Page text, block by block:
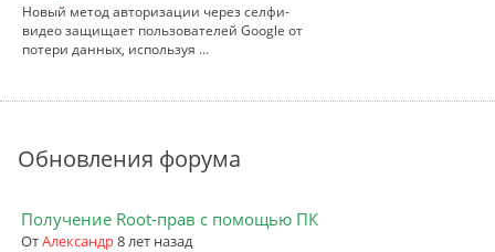
Новый метод авторизации через селфи-
видео защищает пользователей Google от
потери данных, используя …
Обновления форума
Получение Root-прав с помощью ПК
ОтАлександр8 лет назад